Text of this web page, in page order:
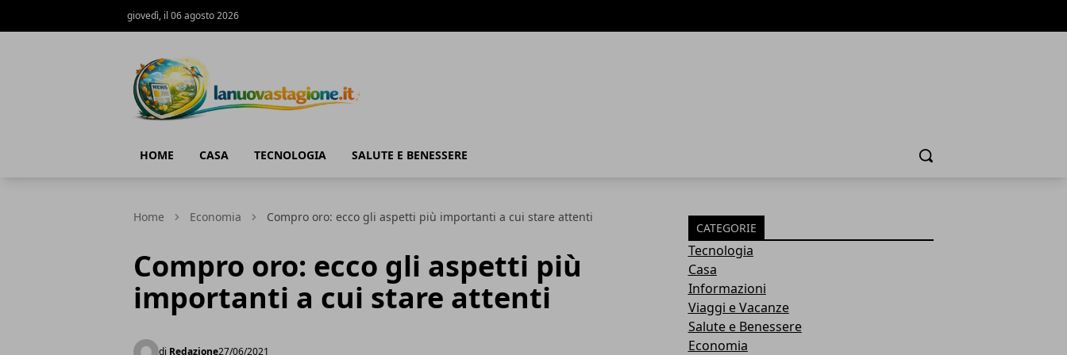
giovedì, il 06 agosto 2026
HOME CASA TECNOLOGIA SALUTE E BENESSERE Cerca
Home Economia Compro oro: ecco gli aspetti più importanti a cui stare attenti
Compro oro: ecco gli aspetti più
importanti a cui stare attenti
di Redazione27/06/2021
CATEGORIE
Tecnologia
Casa
Informazioni
Viaggi e Vacanze
Salute e Benessere
Economia